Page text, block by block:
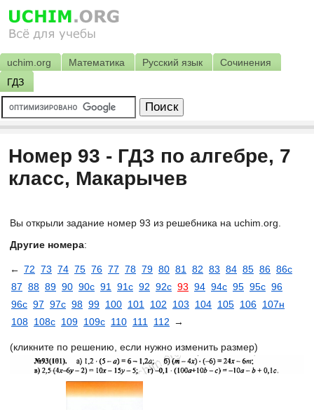
uchim.org Математика Русский язык
Сочинения
ГДЗ
Номер 93 - ГДЗ по алгебре, 7
класс, Макарычев
Вы открыли задание номер 93 из решебника на uchim.org.
Другие номера:
← 72 73 74 75 76 77 78 79 80 81 82 83 84 85 86 86с
87 88 89 90 90с 91 91с 92 92с 93 94 94с 95 95с 96
96с 97 97с 98 99 100 101 102 103 104 105 106 107н
108 108с 109 109с 110 111 112 →
(кликните по решению, если нужно изменить размер)